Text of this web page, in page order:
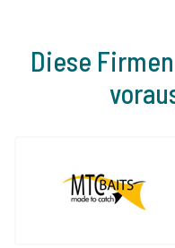
Diese